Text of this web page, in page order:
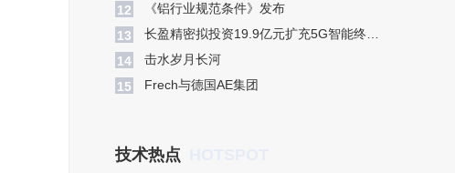
12
​《铝行业规范条件》发布
13
长盈精密拟投资19.9亿元扩充5G智能终端模组产能
14
​击水岁月长河
15
​Frech与德国AE集团
技术热点